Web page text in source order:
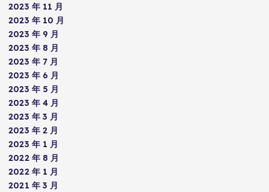
2023 年 11 月
2023 年 10 月
2023 年 9 月
2023 年 8 月
2023 年 7 月
2023 年 6 月
2023 年 5 月
2023 年 4 月
2023 年 3 月
2023 年 2 月
2023 年 1 月
2022 年 8 月
2022 年 1 月
2021 年 3 月